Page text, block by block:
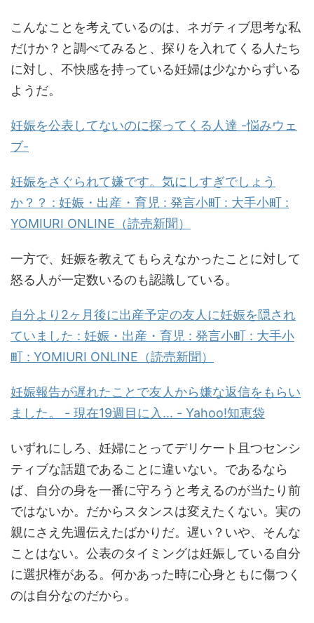
こんなことを考えているのは、ネガティブ思考な私
だけか？と調べてみると、探りを入れてくる人たち
に対し、不快感を持っている妊婦は少なからずいる
ようだ。
妊娠を公表してないのに探ってくる人達 -悩みウェ
ブ-
妊娠をさぐられて嫌です。気にしすぎでしょう
か？？ : 妊娠・出産・育児 : 発言小町 : 大手小町 :
YOMIURI ONLINE（読売新聞）
一方で、妊娠を教えてもらえなかったことに対して
怒る人が一定数いるのも認識している。
自分より2ヶ月後に出産予定の友人に妊娠を隠され
ていました : 妊娠・出産・育児 : 発言小町 : 大手小
町 : YOMIURI ONLINE（読売新聞）
妊娠報告が遅れたことで友人から嫌な返信をもらい
ました。 - 現在19週目に入... - Yahoo!知恵袋
いずれにしろ、妊婦にとってデリケート且つセンシ
ティブな話題であることに違いない。であるなら
ば、自分の身を一番に守ろうと考えるのが当たり前
ではないか。だからスタンスは変えたくない。実の
親にさえ先週伝えたばかりだ。遅い？いや、そんな
ことはない。公表のタイミングは妊娠している自分
に選択権がある。何かあった時に心身ともに傷つく
のは自分なのだから。